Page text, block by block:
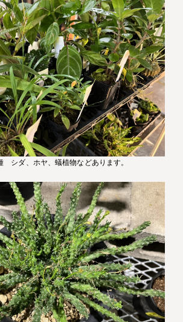
シダ、ホヤ、蟻植物などあります。